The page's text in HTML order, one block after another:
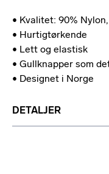
• Kvalitet: 90%
• Hurtigtørkende
• Lett og elastisk
• Gullknapper som
• Designet i Norge
DETALJER